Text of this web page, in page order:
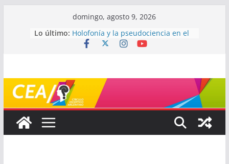
domingo, agosto 9, 2026
Lo último: Holofonía y la pseudociencia en el
audio
Mayéutica (o cómo debatir sin
terminar a los golpes)
Somos menos capaces de lo que